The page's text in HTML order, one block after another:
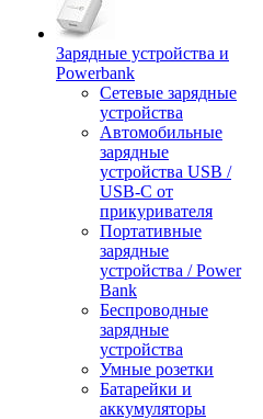
Зарядные устройства и
Powerbank
Сетевые зарядные
устройства
Автомобильные
зарядные
устройства USB /
USB-C от
прикуривателя
Портативные
зарядные
устройства / Power
Bank
Беспроводные
зарядные
устройства
Умные розетки
Батарейки и
аккумуляторы